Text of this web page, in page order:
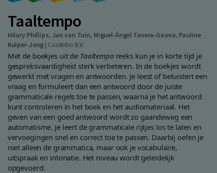
Taaltempo
Hilary Phillips, Jan van Tuin, Miguel-Ángel Tavera-Gaona, Pauline
Kuiper-Jong | Coutinho B.V.
Met de boekjes uit de Taaltempo reeks kun je in korte tijd je
gespreksvaardigheid sterk verbeteren. In de boekjes wordt
gewerkt met vragen en antwoorden. Je leest of beluistert een
vraag en formuleert dan een antwoord door de juiste
grammaticale regels toe te passen, waarna je het antwoord
kunt controleren in het boek en het audiomateriaal. Het
geven van een goed antwoord wordt zo gaandeweg een
automatisme. Je leert de grammaticale rijtjes los te laten en
vervoegingen snel en correct toe te passen. Daarbij oefen je
niet alleen de grammatica, maar ook je vocabulaire,
uitspraak en intonatie. Het niveau wordt geleidelijk
opgevoerd.